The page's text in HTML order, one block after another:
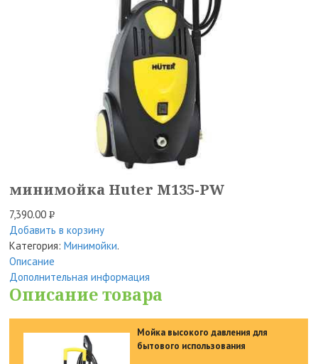
минимойка Huter M135-PW
7,390.00Р
УБ.
Добавить в корзину
Категория:Минимойки.
Описание
Дополнительная информация
Описание товара
Мойка высокого давления для
бытового использования